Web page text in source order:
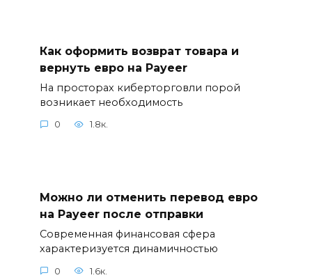
Как оформить возврат товара и
вернуть евро на Payeer
На просторах киберторговли порой
возникает необходимость
0 1.8к.
Можно ли отменить перевод евро
на Payeer после отправки
Современная финансовая сфера
характеризуется динамичностью
0 1.6к.